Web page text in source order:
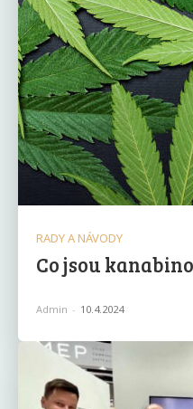
RADY A NÁVODY
Co jsou
Admin - 10.4.2024